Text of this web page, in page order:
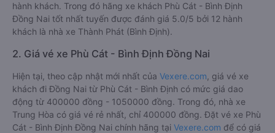
hành khách. Trong đó hãng xe khách Phù Cát - Bình Định
Đồng Nai tốt nhất tuyến được đánh giá 5.0/5 bởi 12 hành
khách là nhà xe Thành Phát (Bình Định).
2. Giá vé xe Phù Cát - Bình Định Đồng Nai
Hiện tại, theo cập nhật mới nhất của Vexere.com , giá vé xe
khách đi Đồng Nai từ Phù Cát - Bình Định có mức giá dao
động từ 400000 đồng - 1050000 đồng. Trong đó, nhà xe
Trung Hòa có giá vé rẻ nhất, chỉ 400000 đồng. Đặt vé xe Phù
Cát - Bình Định Đồng Nai chính hãng tại Vexere.com để có giá